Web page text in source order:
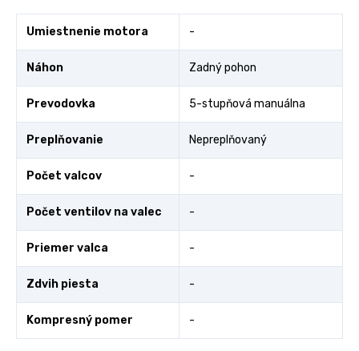
Umiestnenie motora -
Náhon Zadný pohon
Prevodovka 5-stupňová manuálna
Preplňovanie Nepreplňovaný
Počet valcov -
Počet ventilov na valec -
Priemer valca -
Zdvih piesta -
Kompresný pomer -